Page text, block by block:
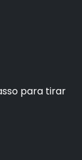
para tirar